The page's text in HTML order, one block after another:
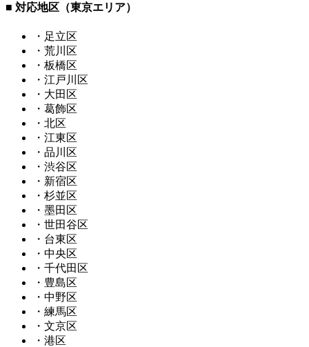
■ 対応地区（東京エリア）
・足立区
・荒川区
・板橋区
・江戸川区
・大田区
・葛飾区
・北区
・江東区
・品川区
・渋谷区
・新宿区
・杉並区
・墨田区
・世田谷区
・台東区
・中央区
・千代田区
・豊島区
・中野区
・練馬区
・文京区
・港区